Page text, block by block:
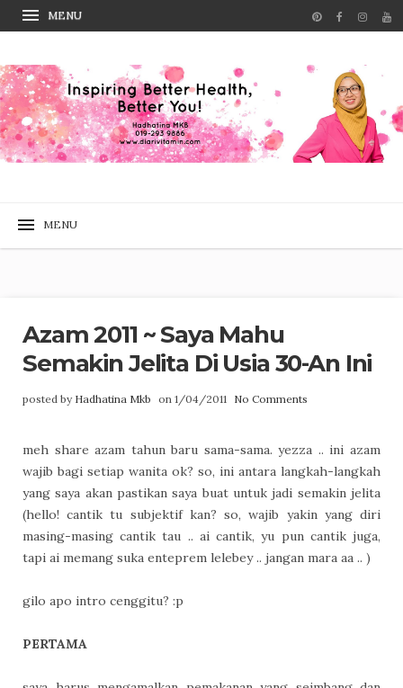
Azam 2011 ~ Saya Mahu
Semakin Jelita Di Usia 30-An Ini
posted by Hadhatina Mkb on 1/04/2011 No Comments
meh share azam tahun baru sama-sama. yezza .. ini azam
wajib bagi setiap wanita ok? so, ini antara langkah-langkah
yang saya akan pastikan saya buat untuk jadi semakin jelita
(hello! cantik tu subjektif kan? so, wajib yakin yang diri
masing-masing cantik tau .. ai cantik, yu pun cantik juga,
tapi ai memang suka enteprem lelebey .. jangan mara aa .. )
gilo apo intro cenggitu? :p
PERTAMA